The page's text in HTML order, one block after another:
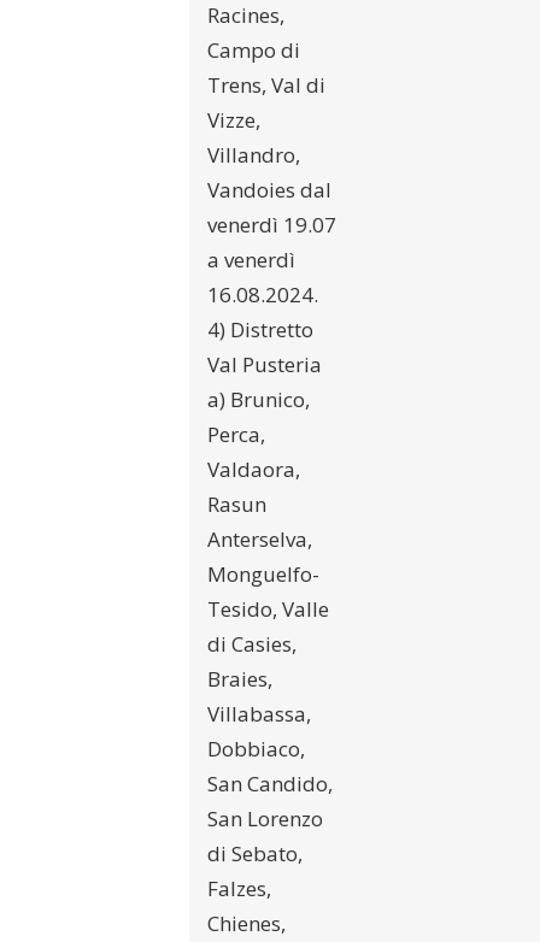
Racines,
Campo di
Trens, Val di
Vizze,
Villandro,
Vandoies dal
venerdì 19.07
a venerdì
16.08.2024.
4) Distretto
Val Pusteria
a) Brunico,
Perca,
Valdaora,
Rasun
Anterselva,
Monguelfo-
Tesido, Valle
di Casies,
Braies,
Villabassa,
Dobbiaco,
San Candido,
San Lorenzo
di Sebato,
Falzes,
Chienes,